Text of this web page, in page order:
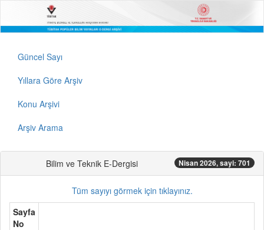
Güncel Sayı
Yıllara Göre Arşiv
Konu Arşivi
Arşiv Arama
Bilim ve Teknik E-Dergisi Nisan 2026, sayi: 701
Tüm sayıyı görmek için tıklayınız.
Sayfa
No